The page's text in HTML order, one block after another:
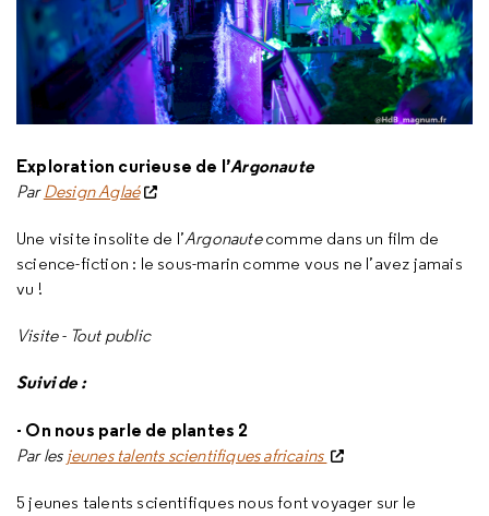
Exploration curieuse de l’Argonaute
ParDesign Aglaé
Une visite insolite de l’Argonautecomme dans un film de
science-fiction : le sous-marin comme vous ne l’avez jamais
vu !
Visite - Tout public
Suivi de :
- On nous parle de plantes 2
Par les jeunes talents scientifiques africains
5 jeunes talents scientifiques nous font voyager sur le